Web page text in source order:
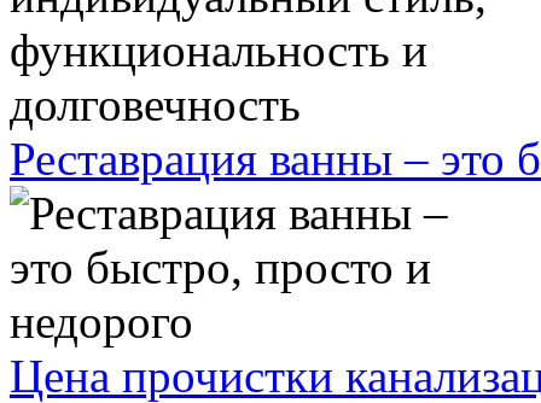
Реставрация ванны – это
Цена прочистки